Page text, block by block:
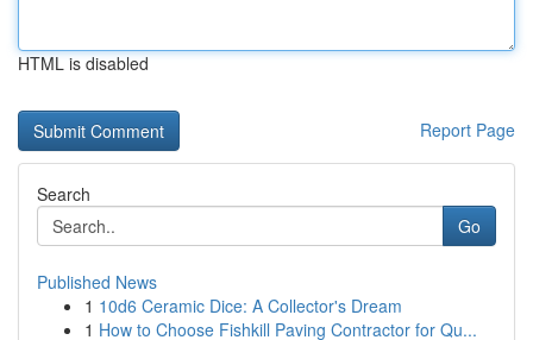
HTML is disabled
Report Page
Search
Go
Published News
1 10d6 Ceramic Dice: A Collector's Dream
1 How to Choose Fishkill Paving Contractor for Qu...